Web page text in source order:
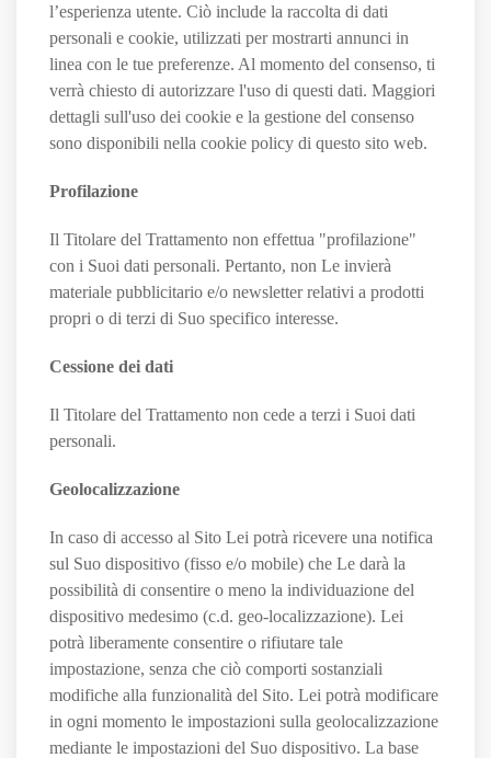
l’esperienza utente. Ciò include la raccolta di dati
personali e cookie, utilizzati per mostrarti annunci in
linea con le tue preferenze. Al momento del consenso, ti
verrà chiesto di autorizzare l'uso di questi dati. Maggiori
dettagli sull'uso dei cookie e la gestione del consenso
sono disponibili nella cookie policy di questo sito web.
Profilazione
Il Titolare del Trattamento non effettua "profilazione"
con i Suoi dati personali. Pertanto, non Le invierà
materiale pubblicitario e/o newsletter relativi a prodotti
propri o di terzi di Suo specifico interesse.
Cessione dei dati
Il Titolare del Trattamento non cede a terzi i Suoi dati
personali.
Geolocalizzazione
In caso di accesso al Sito Lei potrà ricevere una notifica
sul Suo dispositivo (fisso e/o mobile) che Le darà la
possibilità di consentire o meno la individuazione del
dispositivo medesimo (c.d. geo-localizzazione). Lei
potrà liberamente consentire o rifiutare tale
impostazione, senza che ciò comporti sostanziali
modifiche alla funzionalità del Sito. Lei potrà modificare
in ogni momento le impostazioni sulla geolocalizzazione
mediante le impostazioni del Suo dispositivo. La base